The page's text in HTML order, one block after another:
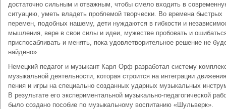
достаточно сильным и отважным, чтобы смело входить в
ситуацию, уметь владеть проблемой творчески. Во времена быстрых
перемен, подобных нашему, дети нуждаются в гибкости и
мышления, вере в свои силы и идеи, мужестве пробовать и
приспосабливать и менять, пока удовлетворительное решение не
найдено»
Немецкий педагог и музыкант Карл Орф разработал систему
музыкальной деятельности, которая строится на интеграции
пения и игры на специально созданных ударных музыкальных
В результате его экспериментальной музыкально-педагогической
было создано пособие по музыкальному воспитанию «Шульверк».